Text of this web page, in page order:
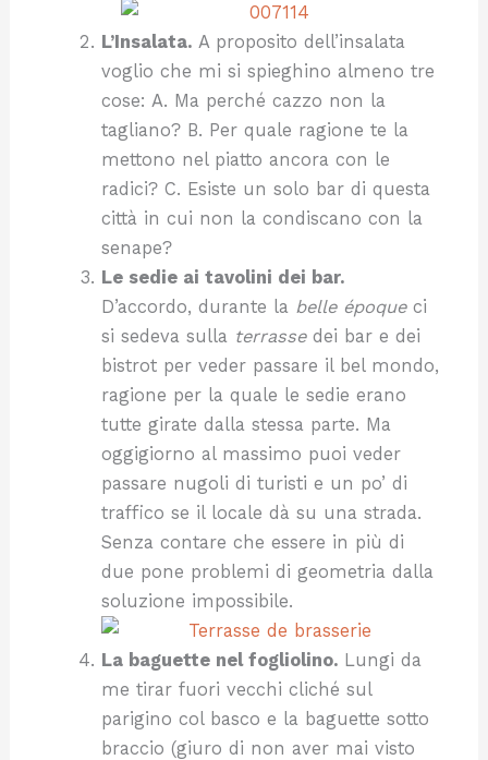
L’Insalata. A proposito dell’insalata
voglio che mi si spieghino almeno tre
cose: A. Ma perché cazzo non la
tagliano? B. Per quale ragione te la
mettono nel piatto ancora con le
radici? C. Esiste un solo bar di questa
città in cui non la condiscano con la
senape?
Le sedie ai tavolini dei bar.
D’accordo, durante la belle époqueci
si sedeva sulla terrassedei bar e dei
bistrot per veder passare il bel mondo,
ragione per la quale le sedie erano
tutte girate dalla stessa parte. Ma
oggigiorno al massimo puoi veder
passare nugoli di turisti e un po’ di
traffico se il locale dà su una strada.
Senza contare che essere in più di
due pone problemi di geometria dalla
soluzione impossibile.
La baguette nel fogliolino. Lungi da
me tirar fuori vecchi cliché sul
parigino col basco e la baguette sotto
braccio (giuro di non aver mai visto